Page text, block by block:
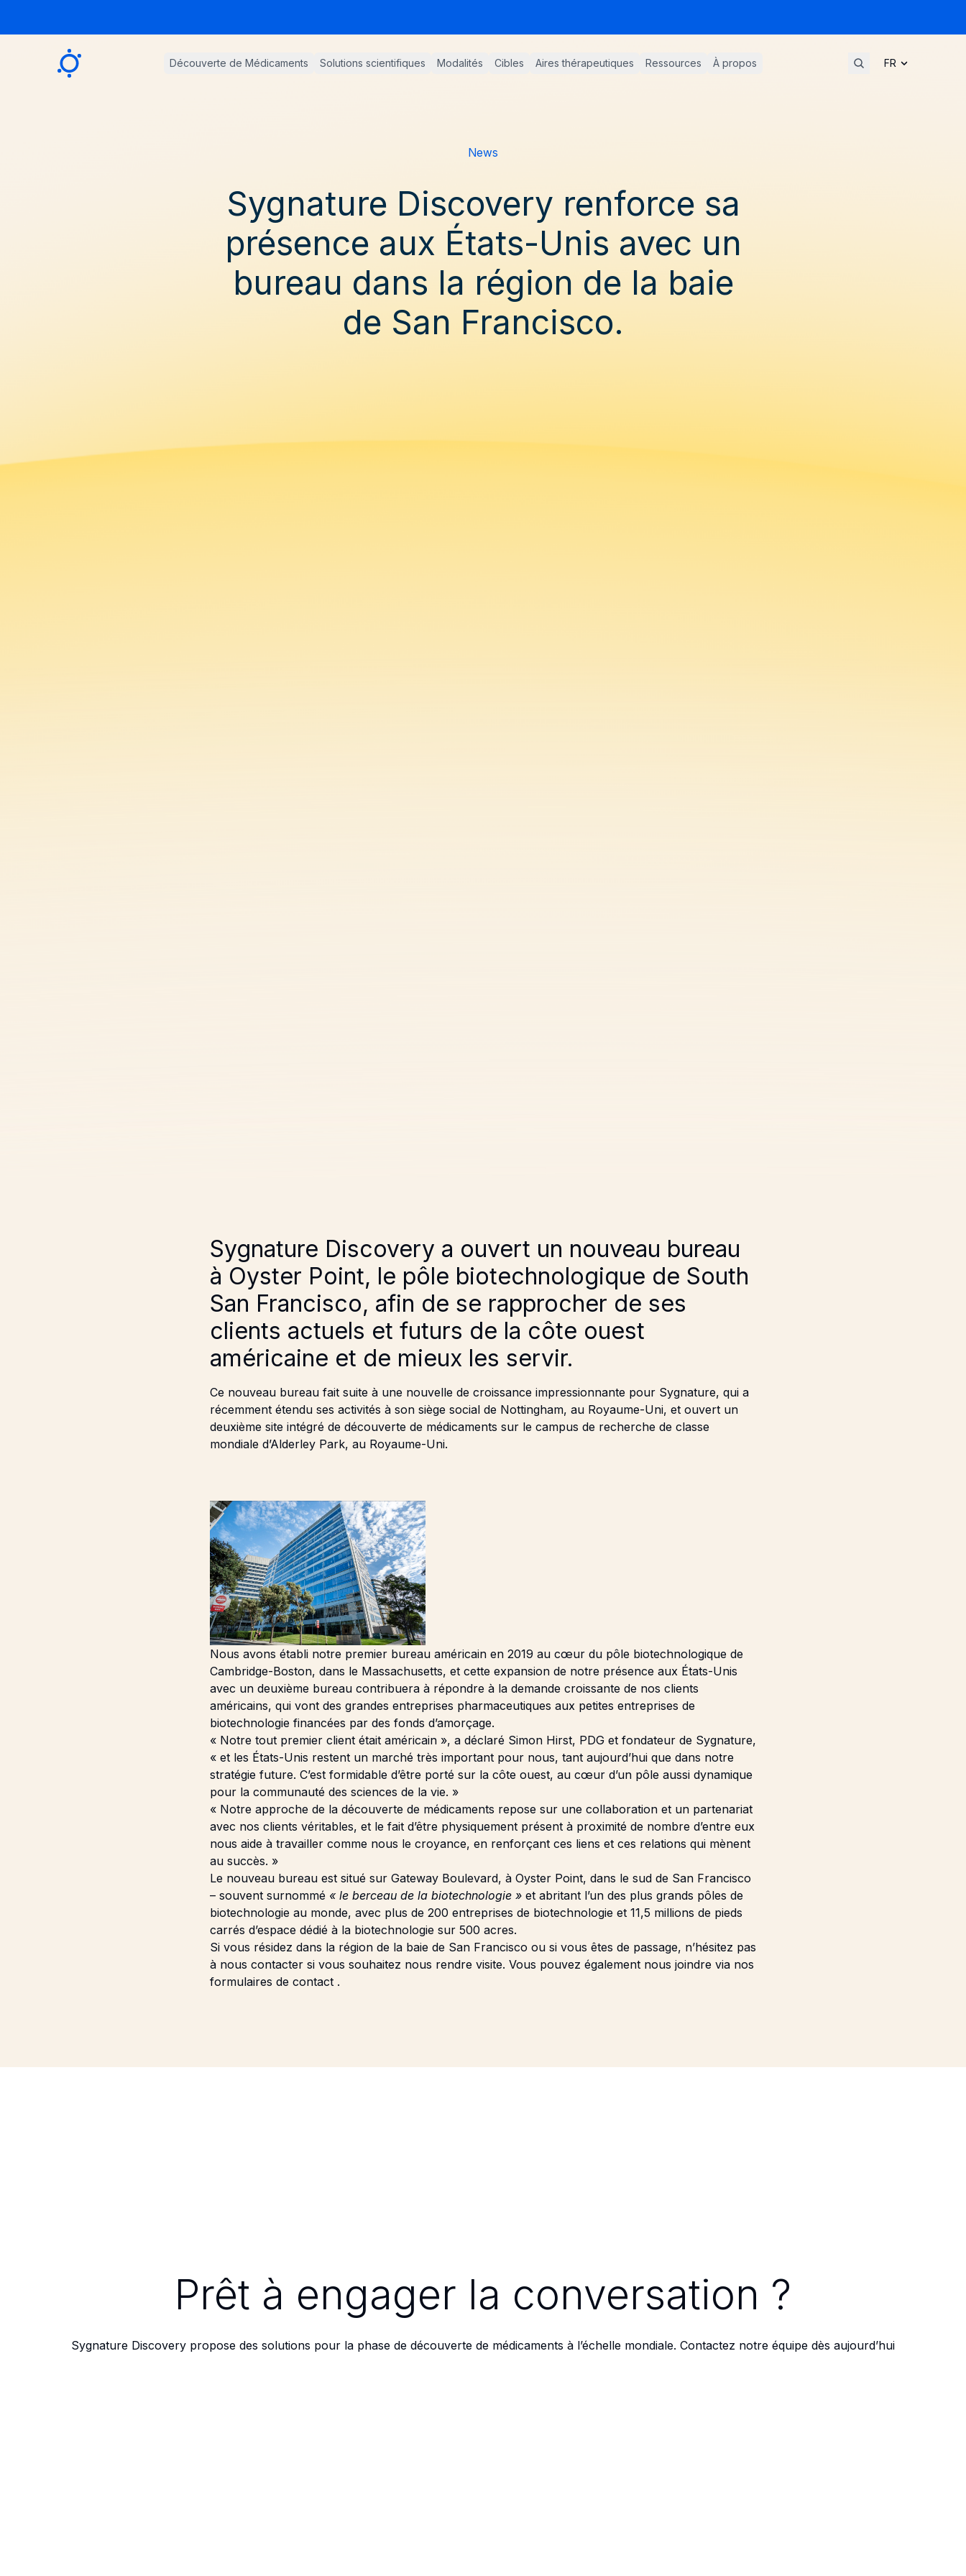
Sygnature Découverte de Médicaments Solutions scientifiques Modalités Cibles Aires thérapeutiques Ressources À propos
News
Sygnature Discovery renforce sa
présence aux États-Unis avec un
bureau dans la région de la baie
de San Francisco.
Sygnature Discovery a ouvert un nouveau bureau
à Oyster Point, le pôle biotechnologique de South
San Francisco, afin de se rapprocher de ses
clients actuels et futurs de la côte ouest
américaine et de mieux les servir.
Ce nouveau bureau fait suite à une nouvelle de croissance impressionnante pour Sygnature, qui a
récemment étendu ses activités à son siège social de Nottingham, au Royaume-Uni, et ouvert un
deuxième site intégré de découverte de médicaments sur le campus de recherche de classe
mondiale d’Alderley Park, au Royaume-Uni.
Nous avons établi notre premier bureau américain en 2019 au cœur du pôle biotechnologique de
Cambridge-Boston, dans le Massachusetts, et cette expansion de notre présence aux États-Unis
avec un deuxième bureau contribuera à répondre à la demande croissante de nos clients
américains, qui vont des grandes entreprises pharmaceutiques aux petites entreprises de
biotechnologie financées par des fonds d’amorçage.
« Notre tout premier client était américain », a déclaré Simon Hirst, PDG et fondateur de Sygnature,
« et les États-Unis restent un marché très important pour nous, tant aujourd’hui que dans notre
stratégie future. C’est formidable d’être porté sur la côte ouest, au cœur d’un pôle aussi dynamique
pour la communauté des sciences de la vie. »
« Notre approche de la découverte de médicaments repose sur une collaboration et un partenariat
avec nos clients véritables, et le fait d’être physiquement présent à proximité de nombre d’entre eux
nous aide à travailler comme nous le croyance, en renforçant ces liens et ces relations qui mènent
au succès. »
Le nouveau bureau est situé sur Gateway Boulevard, à Oyster Point, dans le sud de San Francisco
– souvent surnommé « le berceau de la biotechnologie »et abritant l’un des plus grands pôles de
biotechnologie au monde, avec plus de 200 entreprises de biotechnologie et 11,5 millions de pieds
carrés d’espace dédié à la biotechnologie sur 500 acres.
Si vous résidez dans la région de la baie de San Francisco ou si vous êtes de passage, n’hésitez pas
à nous contacter si vous souhaitez nous rendre visite. Vous pouvez également nous joindre via nos
formulaires de contact.
Prêt à engager la conversation ?
Sygnature Discovery propose des solutions pour la phase de découverte de médicaments à l’échelle mondiale. Contactez notre équipe dès aujourd’hui